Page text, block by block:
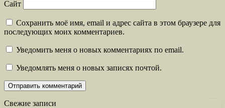
Сайт
Сохранить моё имя, email и адрес сайта в этом браузере для
последующих моих комментариев.
Уведомить меня о новых комментариях по email.
Уведомлять меня о новых записях почтой.
Свежие записи